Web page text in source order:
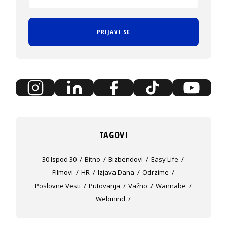
PRIJAVI SE
TAGOVI
30 Ispod 30 Bitno Bizbendovi
Easy Life
Filmovi
HR Izjava Dana
Odrzime
Poslovne Vesti
Putovanja Važno
Wannabe
Webmind